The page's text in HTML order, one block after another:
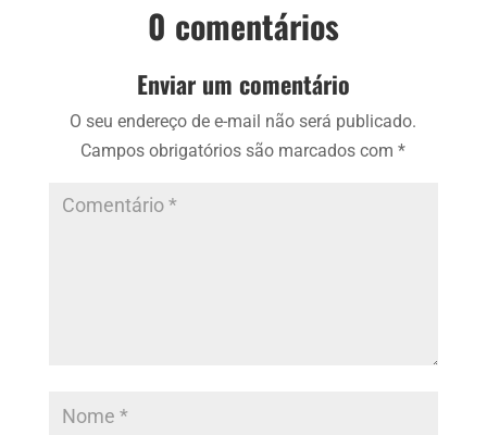
0 comentários
Enviar um comentário
O seu endereço de e-mail não será publicado.
Campos obrigatórios são marcados com*